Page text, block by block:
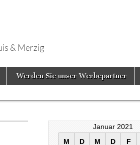
& Merzig
Werden Sie unser Werbepartner
Januar 2021
M
D M D F